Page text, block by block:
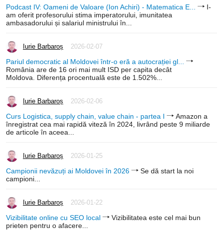
Podcast IV: Oameni de Valoare (Ion Achiri) - Matematica E...
I-
am oferit profesorului stima imperatorului, imunitatea
ambasadorului și salariul ministrului în...
Iurie Barbaroș 2026-02-07
Pariul democratic al Moldovei într-o eră a autocrației gl...
România are de 16 ori mai mult ISD per capita decât
Moldova. Diferența procentuală este de 1.502%...
Iurie Barbaroș 2026-02-06
Curs Logistica, supply chain, value chain - partea I
Amazon a
înregistrat cea mai rapidă viteză în 2024, livrând peste 9 miliarde
de articole în aceea...
Iurie Barbaroș 2026-01-25
Campionii nevăzuți ai Moldovei în 2026
Se dă start la noi
campioni...
Iurie Barbaroș 2026-01-22
Vizibilitate online cu SEO local
Vizibilitatea este cel mai bun
prieten pentru o afacere...